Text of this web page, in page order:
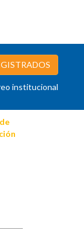
institucional